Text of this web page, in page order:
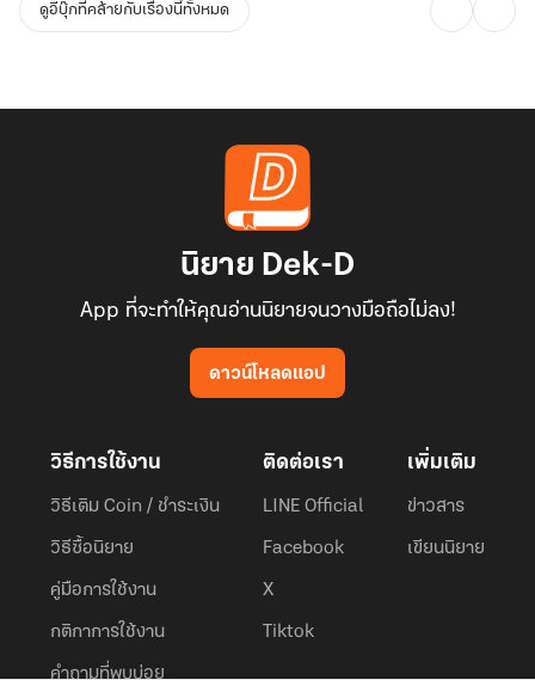
ดูอีบุ๊กที่คล้ายกับเรื่องนี้ทั้งหมด
นิยาย Dek-D
App ที่จะทำให้คุณอ่านนิยายจนวางมือถือไม่ลง!
ดาวน์โหลดแอป
วิธีการใช้งาน
วิธีเติม Coin / ชำระเงิน
วิธีซื้อนิยาย
คู่มือการใช้งาน
กติกาการใช้งาน
คำถามที่พบบ่อย
ติดต่อเรา
LINE Official
Facebook
X
Tiktok
เพิ่มเติม
ข่าวสาร
เขียนนิยาย